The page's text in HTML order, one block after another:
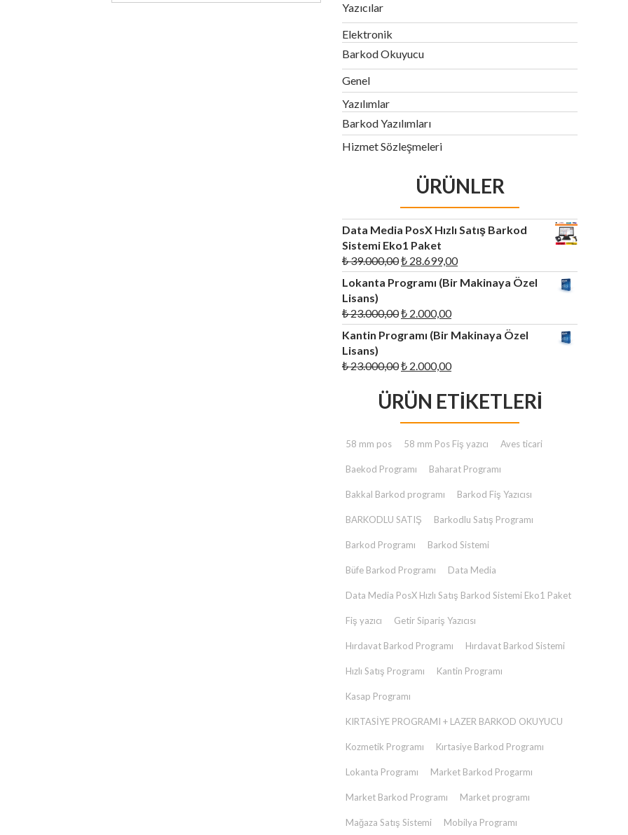
Yazıcılar
Elektronik
Barkod Okuyucu
Genel
Yazılımlar
Barkod Yazılımları
Hizmet Sözleşmeleri
ÜRÜNLER
Data Media PosX Hızlı Satış Barkod
Sistemi Eko1 Paket
₺39.000,00Orijinal
fiyat:
₺ 39.000,00.
₺ 28.699,00Şu
andaki
fiyat:
Lokanta Programı (Bir Makinaya Özel
Lisans)
₺23.000,00Orijinal
fiyat:
₺ 23.000,00.
₺ 2.000,00Şu
andaki
fiyat:
Kantin Programı (Bir Makinaya Özel
Lisans)
₺23.000,00Orijinal
₺ 23.000,00.
₺ 2.000,00Şu
fiyat:
₺ 2.000,00.
ÜRÜN ETIKETLERI
58 mm pos 58 mm Pos Fiş yazıcı Aves ticari
Baekod Programı Baharat Programı
Bakkal Barkod programı Barkod Fiş Yazıcısı
BARKODLU SATIŞ Barkodlu Satış Programı
Barkod Programı Barkod Sistemi
Büfe Barkod Programı Data Media
Data Media PosX Hızlı Satış Barkod Sistemi Eko1 Paket
Fiş yazıcı Getir Sipariş Yazıcısı
Hırdavat Barkod Programı Hırdavat Barkod Sistemi
Hızlı Satış Programı Kantin Programı
Kasap Programı
KIRTASİYE PROGRAMI + LAZER BARKOD OKUYUCU
Kozmetik Programı Kırtasiye Barkod Programı
Lokanta Programı Market Barkod Progarmı
Market Barkod Programı Market programı
Mağaza Satış Sistemi Mobilya Programı